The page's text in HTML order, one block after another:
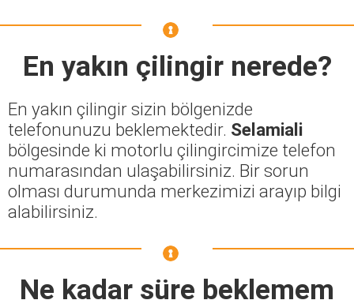
En yakın çilingir nerede?
En yakın çilingir sizin bölgenizde
telefonunuzu beklemektedir. Selamiali
bölgesinde ki motorlu çilingircimize telefon
numarasından ulaşabilirsiniz. Bir sorun
olması durumunda merkezimizi arayıp bilgi
alabilirsiniz.
Ne kadar süre beklemem